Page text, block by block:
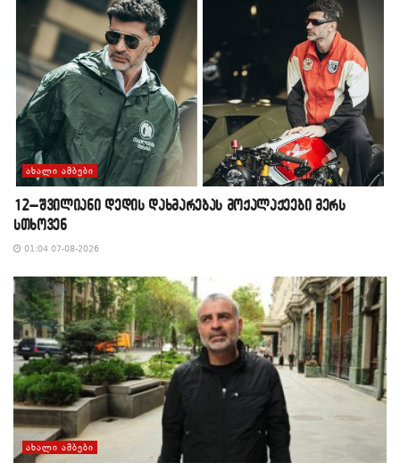
ᲐᲮᲐᲚᲘ ᲐᲛᲑᲔᲑᲘ
12–შვილიანი დედის დახმარებას მოქალაქეები მერს
სთხოვენ
01:04 07-08-2026
ᲐᲮᲐᲚᲘ ᲐᲛᲑᲔᲑᲘ